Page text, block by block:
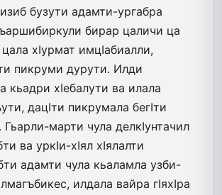
бузути адамти-ургабра
бирар цаличи ца
цала хIурмат имцIабиалли,
пикруми дурути. Илди
кьадри хIебалути ва илала
дацIти пикрумала бегIти
марти чула делкIунтачил
ва уркIи-хIял хIялалти
адамти чула кьаламла узби-
илдала вайра гIяхIра